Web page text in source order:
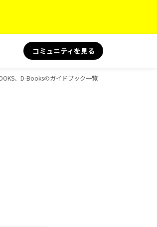
コミュニティを見る
、D-Booksのガイドブック一覧